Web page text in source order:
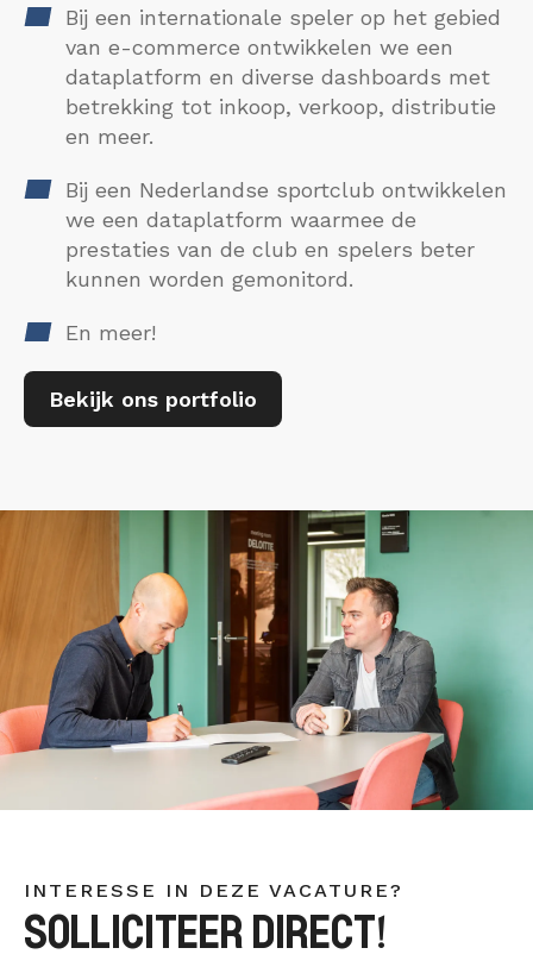
Bij een internationale speler op het gebied
van e-commerce ontwikkelen we een
dataplatform en diverse dashboards met
betrekking tot inkoop, verkoop, distributie
en meer.
Bij een Nederlandse sportclub ontwikkelen
we een dataplatform waarmee de
prestaties van de club en spelers beter
kunnen worden gemonitord.
En meer!
Bekijk ons portfolio
INTERESSE IN DEZE VACATURE?
SOLLICITEER DIRECT!